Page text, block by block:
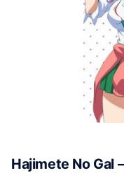
Hajimete No Gal